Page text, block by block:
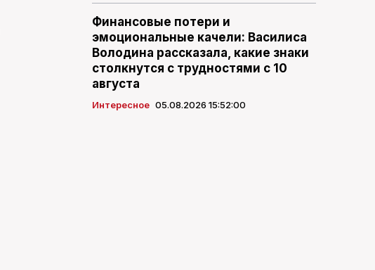
Финансовые потери и
эмоциональные качели: Василиса
Володина рассказала, какие знаки
столкнутся с трудностями с 10
августа
Интересное 05.08.2026 15:52:00